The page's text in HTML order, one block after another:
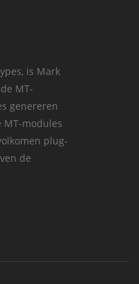
is Mark
MT-
genereren
MT-modules
plug-
de